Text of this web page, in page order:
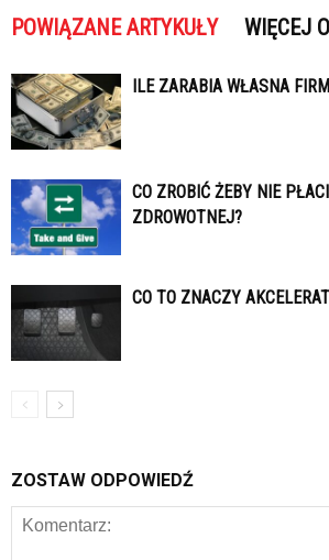
POWIĄZANE ARTYKUŁY WIĘCEJ
ILE ZARABIA WŁASNA
CO ZROBIĆ ŻEBY NIE
ZDROWOTNEJ?
CO TO ZNACZY
ZOSTAW ODPOWIEDŹ